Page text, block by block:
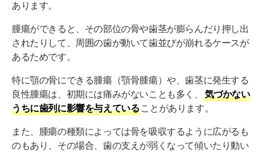
あります。
腫瘍ができると、その部位の骨や歯茎が膨らんだり押し出
されたりして、周囲の歯が動いて歯並びが崩れるケースが
あるためです。
特に顎の骨にできる腫瘍（顎骨腫瘍）や、歯茎に発生する
良性腫瘍は、初期には痛みがないことも多く、
気づかない
うちに歯列に影響を与えている ことがあります。
また、腫瘍の種類によっては骨を吸収するように広がるも
のもあり、その場合、歯の支えが弱くなって傾いたり動い